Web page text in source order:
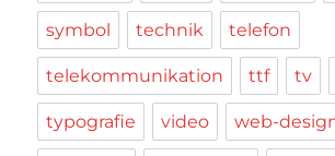
symbol technik telefon
telekommunikation ttf tv
typografie video web-